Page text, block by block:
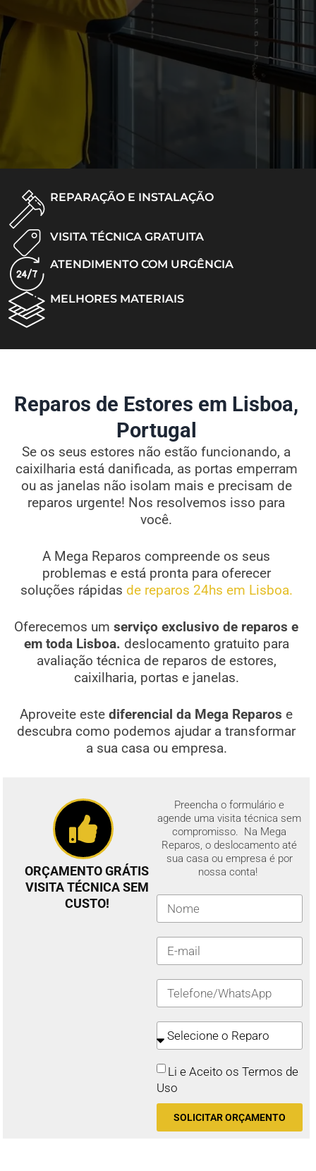
REPARAÇÃO E INSTALAÇÃO
VISITA TÉCNICA GRATUITA
ATENDIMENTO COM URGÊNCIA
MELHORES MATERIAIS
Reparos de Estores em Lisboa,
Portugal
Se os seus estores não estão funcionando, a
caixilharia está danificada, as portas emperram
ou as janelas não isolam mais e precisam de
reparos urgente! Nos resolvemos isso para
você.
A Mega Reparos compreende os seus
problemas e está pronta para oferecer
soluções rápidas de reparos 24hs em Lisboa.
Oferecemos um serviço exclusivo de reparos e
em toda Lisboa. deslocamento gratuito para
avaliação técnica de reparos de estores,
caixilharia, portas e janelas.
Aproveite estediferencial da Mega Reparos e
descubra como podemos ajudar a transformar
a sua casa ou empresa.
ORÇAMENTO GRÁTIS
VISITA TÉCNICA SEM
CUSTO!
Preencha o formulário e
agende uma visita técnica sem
compromisso. Na Mega
Reparos, o deslocamento até
sua casa ou empresa é por
nossa conta!
Li e Aceito os Termos de
Uso
SOLICITAR ORÇAMENTO